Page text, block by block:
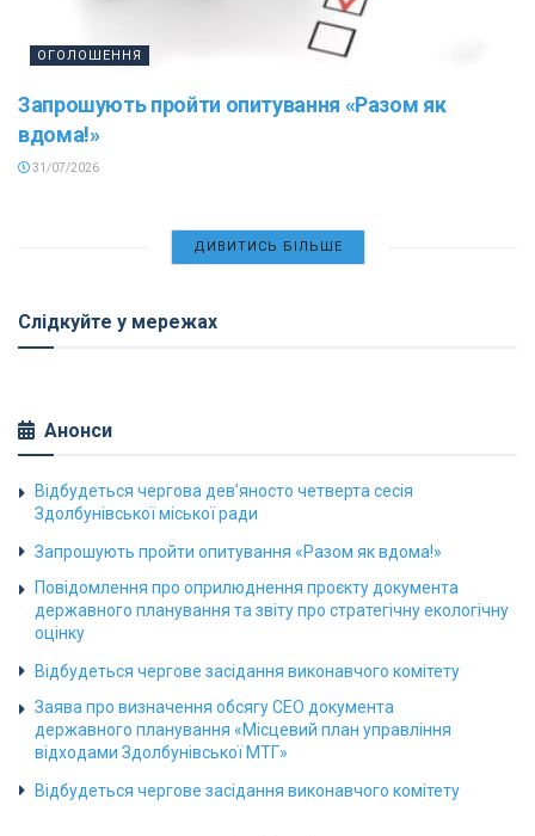
ОГОЛОШЕННЯ
Запрошують пройти опитування «Разом як
вдома!»
31/07/2026
ДИВИТИСЬ БІЛЬШЕ
Слідкуйте у мережах
Анонси
Відбудеться чергова дев’яносто четверта сесія
Здолбунівської міської ради
Запрошують пройти опитування «Разом як вдома!»
Повідомлення про оприлюднення проєкту документа
державного планування та звіту про стратегічну екологічну
оцінку
Відбудеться чергове засідання виконавчого комітету
Заява про визначення обсягу СЕО документа
державного планування «Місцевий план управління
відходами Здолбунівської МТГ»
Відбудеться чергове засідання виконавчого комітету